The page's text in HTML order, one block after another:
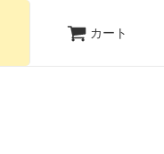
カート